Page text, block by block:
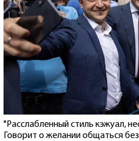
"Расслабленный стиль кэжуал,
Говорит о желании общаться